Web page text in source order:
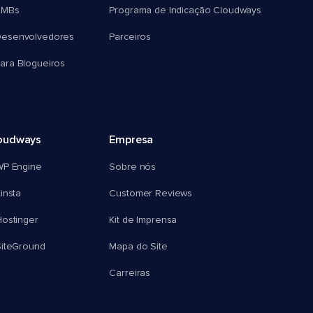
Blogueiros
Programa de Indicação Cloudways
Parceiros
Engine
Empresa
Sobre nós
Customer Reviews
Kit de Imprensa
Mapa do Site
Carreiras